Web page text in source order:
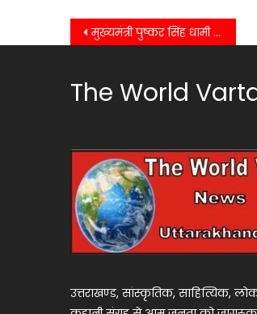
Post
मुख्यमंत्री पुष्कर सिंह धामी ने बड़ा प्रशासनिक फ़ेरबदल किया, नैनीताल की जिलाधिकारी अब होंगी वन्दना
The World
उत्तराखण्ड, सांस्कृतिक, साहित्यिक,